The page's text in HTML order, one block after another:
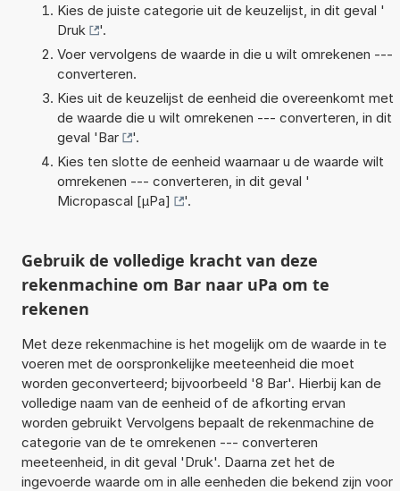
Kies de juiste categorie uit de keuzelijst, in dit geval '
Druk
'.
Voer vervolgens de waarde in die u wilt omrekenen ---
converteren.
Kies uit de keuzelijst de eenheid die overeenkomt met
de waarde die u wilt omrekenen --- converteren, in dit
geval 'Bar
'.
Kies ten slotte de eenheid waarnaar u de waarde wilt
omrekenen --- converteren, in dit geval '
Micropascal [µPa]
'.
Gebruik de volledige kracht van deze
rekenmachine om Bar naar uPa om te
rekenen
Met deze rekenmachine is het mogelijk om de waarde in te
voeren met de oorspronkelijke meeteenheid die moet
worden geconverteerd; bijvoorbeeld '8 Bar'. Hierbij kan de
volledige naam van de eenheid of de afkorting ervan
worden gebruikt Vervolgens bepaalt de rekenmachine de
categorie van de te omrekenen --- converteren
meeteenheid, in dit geval 'Druk'. Daarna zet het de
ingevoerde waarde om in alle eenheden die bekend zijn voor